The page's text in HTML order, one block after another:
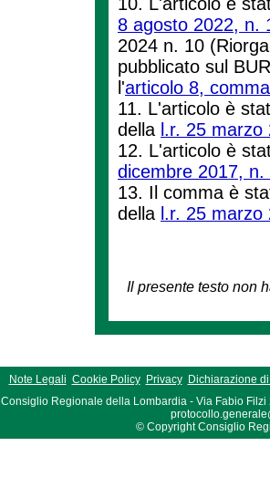
8 agosto 2022, n.
2024 n. 10
pubblicato sul
l'articolo 8,
11. L'articolo è
della l.r. 25
12. L'articolo è
dicembre 2017, n.
13. Il comma è
della l.r. 25
Il presente testo non
Note Legali Cookie Policy Privacy
Dichiarazione
Consiglio Regionale della Lombardia - Via Fabio Filzi
© Copyright Consiglio